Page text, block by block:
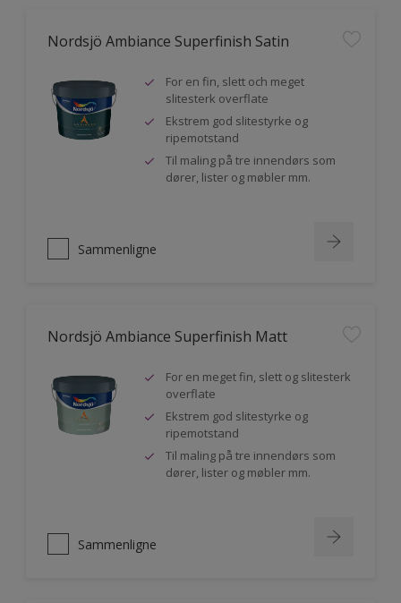
Nordsjö Ambiance Superfinish Satin
For en fin, slett och meget
slitesterk overflate
Ekstrem god slitestyrke og
ripemotstand
Til maling på tre innendørs som
dører, lister og møbler mm.
Sammenligne
Nordsjö Ambiance Superfinish Matt
For en meget fin, slett og slitesterk
overflate
Ekstrem god slitestyrke og
ripemotstand
Til maling på tre innendørs som
dører, lister og møbler mm.
Sammenligne